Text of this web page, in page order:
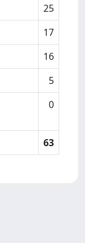
25
17
16
5
0
63